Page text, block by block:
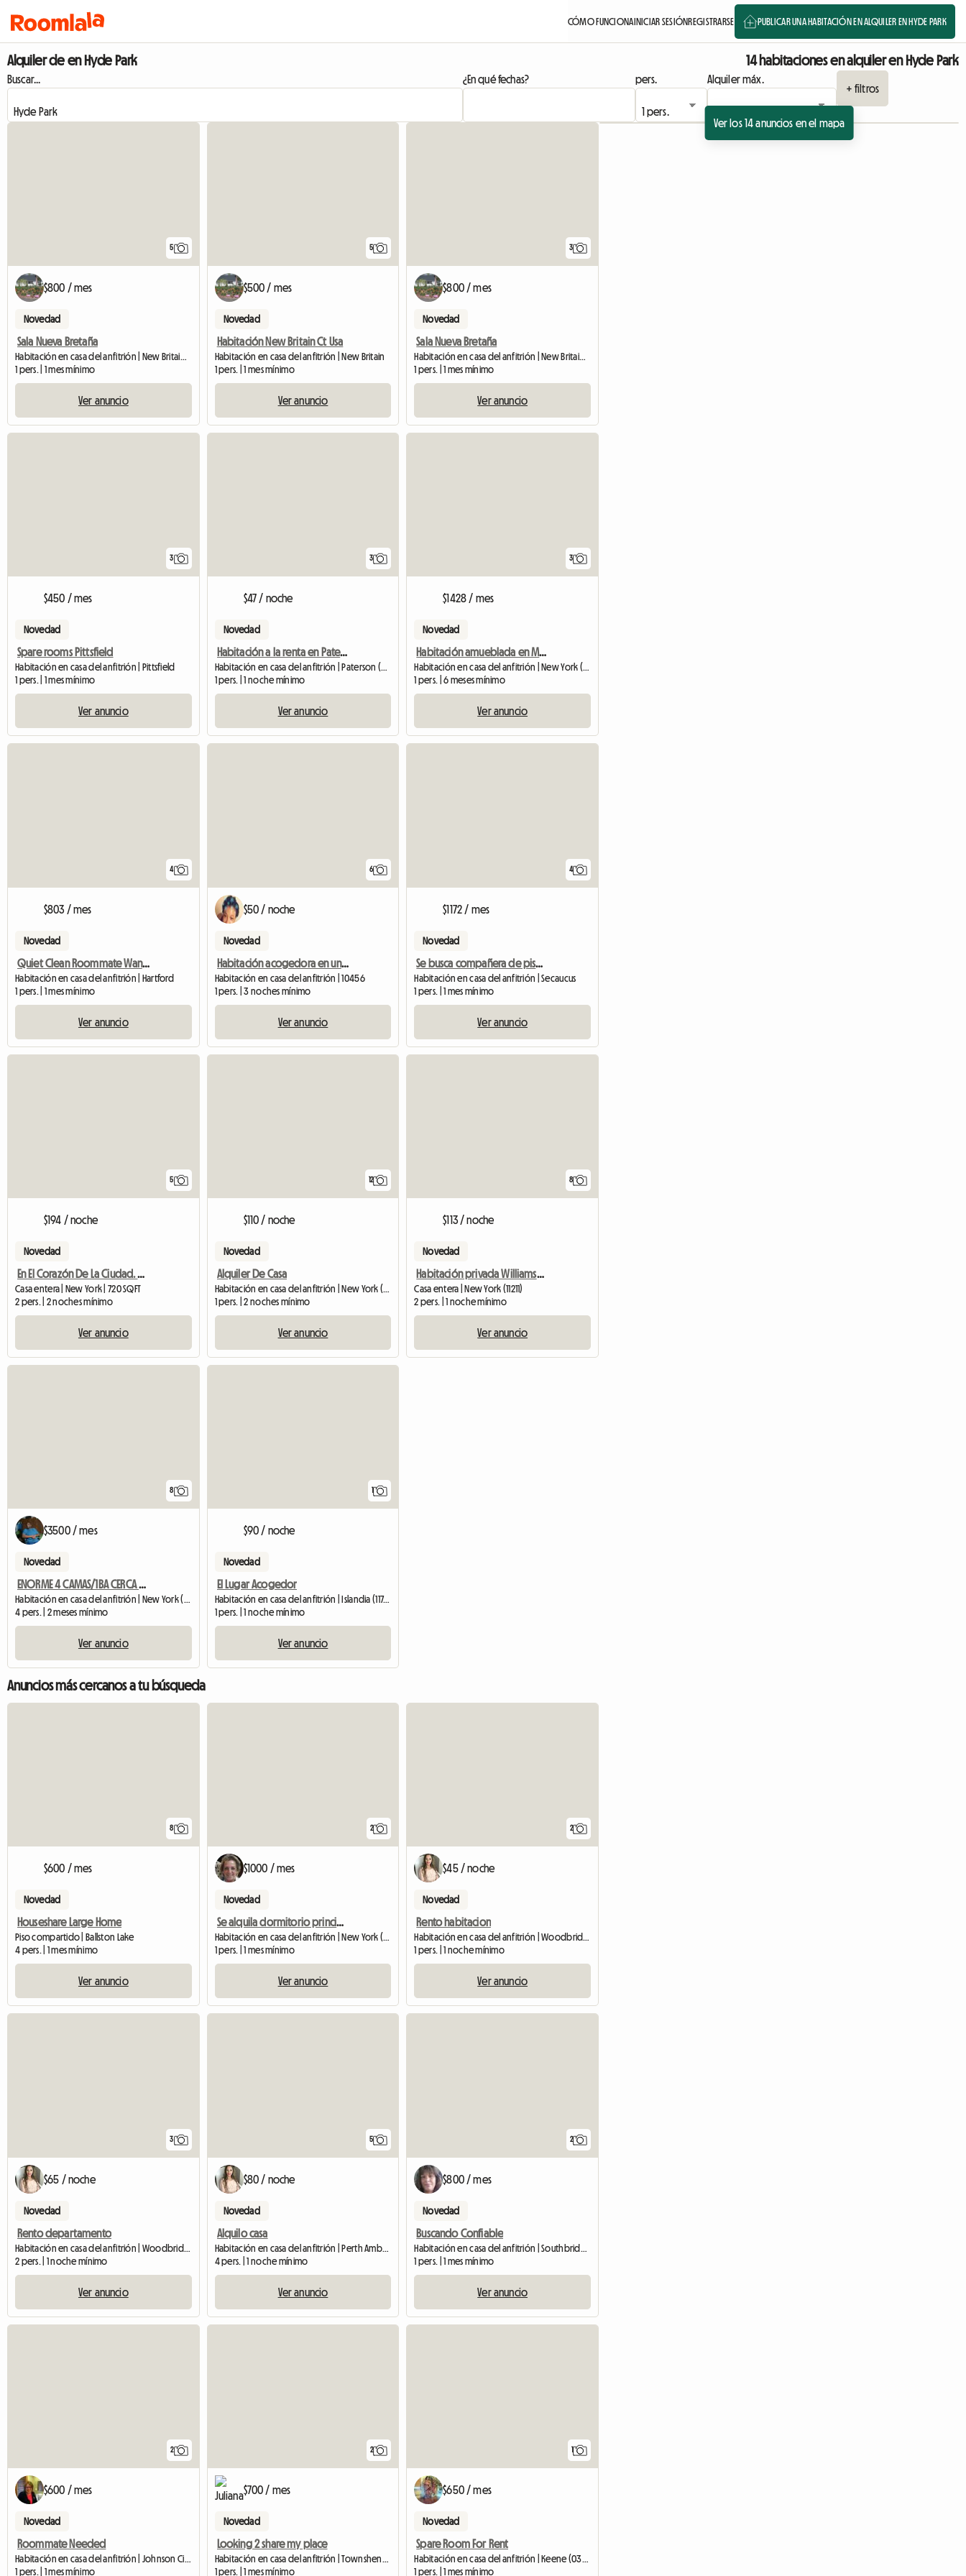
CÓMO FUNCIONAINICIAR SESIÓNREGISTRARSE PUBLICAR UNA HABITACIÓN EN ALQUILER EN HYDE PARK
Alquiler de en Hyde Park 14 habitaciones en alquiler en Hyde Park
Buscar... ¿En qué fechas? pers.
Alquiler máx.
+ filtros
Ver los 14 anuncios en el mapa
5
$800 / mes
Novedad
Sala Nueva Bretaña
Habitación en casa del anfitrión | New Britain (06053)
1 pers. | 1 mes mínimo
Ver anuncio
5
$500 / mes
Novedad
Habitación New Britain Ct Usa
Habitación en casa del anfitrión | New Britain
1 pers. | 1 mes mínimo
Ver anuncio
3
$800 / mes
Novedad
Sala Nueva Bretaña
Habitación en casa del anfitrión | New Britain (06053)
1 pers. | 1 mes mínimo
Ver anuncio
3
$450 / mes
Novedad
Spare rooms Pittsfield
Habitación en casa del anfitrión | Pittsfield
1 pers. | 1 mes mínimo
Ver anuncio
3
$47 / noche
Novedad
Habitación a la renta en Paterson, New Jersey
Habitación en casa del anfitrión | Paterson (07524) | 20 M2
1 pers. | 1 noche mínimo
Ver anuncio
3
$1428 / mes
Novedad
Habitación amueblada en Manhattan, Nueva York
Habitación en casa del anfitrión | New York (10040) | 12 M2
1 pers. | 6 meses mínimo
Ver anuncio
4
$803 / mes
Novedad
Quiet Clean Roommate Wanted
Habitación en casa del anfitrión | Hartford
1 pers. | 1 mes mínimo
Ver anuncio
6
$50 / noche
Novedad
Habitación acogedora en un elegante apartamento cerca del estadio de los Yankees
Habitación en casa del anfitrión | 10456
1 pers. | 3 noches mínimo
Ver anuncio
4
$1172 / mes
Novedad
Se busca compañera de piso femenina/Secaucus
Habitación en casa del anfitrión | Secaucus
1 pers. | 1 mes mínimo
Ver anuncio
5
$194 / noche
Novedad
En El Corazón De La Ciudad. Diversión*Espectáculos*Fiestas*
Casa entera | New York | 720 SQFT
2 pers. | 2 noches mínimo
Ver anuncio
12
$110 / noche
Novedad
Alquiler De Casa
Habitación en casa del anfitrión | New York (12309)
1 pers. | 2 noches mínimo
Ver anuncio
8
$113 / noche
Novedad
Habitación privada Williamsburg - Brooklyn
Casa entera | New York (11211)
2 pers. | 1 noche mínimo
Ver anuncio
8
$3500 / mes
Novedad
ENORME 4 CAMAS/1BA CERCA DEL PARQUE
Habitación en casa del anfitrión | New York (11217)
4 pers. | 2 meses mínimo
Ver anuncio
1
$90 / noche
Novedad
El Lugar Acogedor
Habitación en casa del anfitrión | Islandia (11749)
1 pers. | 1 noche mínimo
Ver anuncio
Anuncios más cercanos a tu búsqueda
8
$600 / mes
Novedad
Houseshare Large Home
Piso compartido | Ballston Lake
4 pers. | 1 mes mínimo
Ver anuncio
2
$1000 / mes
Novedad
Se alquila dormitorio principal
Habitación en casa del anfitrión | New York (10306)
1 pers. | 1 mes mínimo
Ver anuncio
2
$45 / noche
Novedad
Rento habitacion
Habitación en casa del anfitrión | Woodbridge Township (08863) | 70 M2
1 pers. | 1 noche mínimo
Ver anuncio
3
$65 / noche
Novedad
Rento departamento
2 pers. | 1 noche mínimo
Ver anuncio
5
$80 / noche
Novedad
Alquilo casa
Habitación en casa del anfitrión | Perth Amboy (08861) | 150 M2
4 pers. | 1 noche mínimo
Ver anuncio
2
$800 / mes
Novedad
Buscando Confiable
1 pers. | 1 mes mínimo
Ver anuncio
2
$600 / mes
Novedad
Roommate Needed
Habitación en casa del anfitrión | Johnson City (13790)
1 pers. | 1 mes mínimo
2
$700 / mes
Novedad
Looking 2 share my place
Habitación en casa del anfitrión | Townshend (05359)
1 pers. | 1 mes mínimo
1
$650 / mes
Novedad
Spare Room For Rent
Habitación en casa del anfitrión | Keene (03431)
1 pers. | 1 mes mínimo